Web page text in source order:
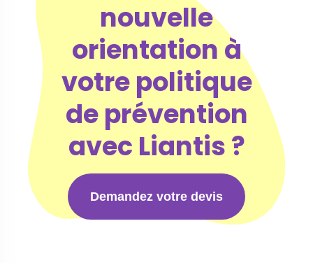
nouvelle
orientation à
votre politique
de prévention
avec Liantis ?
Demandez votre devis